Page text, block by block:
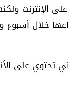
خلال أسبوع
على